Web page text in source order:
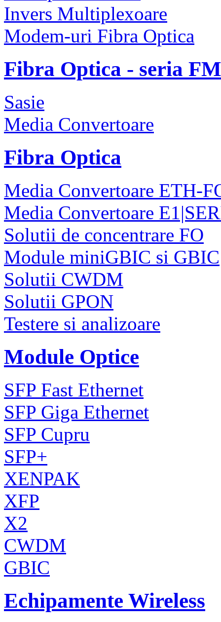
Invers Multiplexoare
Modem-uri Fibra Optica
Fibra Optica - seria
Sasie
Media Convertoare
Fibra Optica
Media Convertoare ETH-
Media Convertoare
Solutii de concentrare FO
Module miniGBIC si GBIC
Solutii CWDM
Solutii GPON
Testere si analizoare
Module Optice
SFP Fast Ethernet
SFP Giga Ethernet
SFP Cupru
SFP+
XENPAK
XFP
X2
CWDM
GBIC
Echipamente Wireless